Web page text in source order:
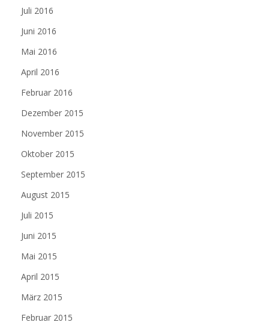
Juli 2016
Juni 2016
Mai 2016
April 2016
Februar 2016
Dezember 2015
November 2015
Oktober 2015
September 2015
August 2015
Juli 2015
Juni 2015
Mai 2015
April 2015
März 2015
Februar 2015